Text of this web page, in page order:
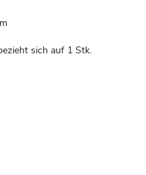
sich auf 1 Stk.